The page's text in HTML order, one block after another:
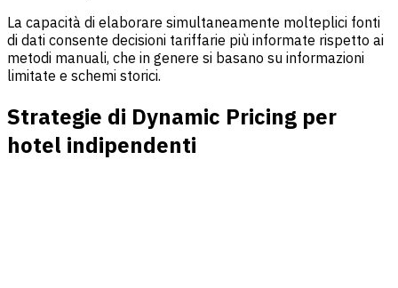
La capacità di elaborare simultaneamente molteplici fonti
di dati consente decisioni tariffarie più informate rispetto ai
metodi manuali, che in genere si basano su informazioni
limitate e schemi storici.
Strategie di Dynamic Pricing per
hotel indipendenti